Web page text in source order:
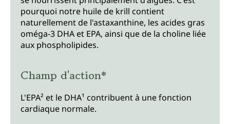
pourquoi notre huile de krill contient
naturellement de l'astaxanthine, les acides gras
oméga-3 DHA et EPA, ainsi que de la choline liée
aux phospholipides.
Champ d'action*
L'EPA² et le DHA¹ contribuent à une fonction
cardiaque normale.